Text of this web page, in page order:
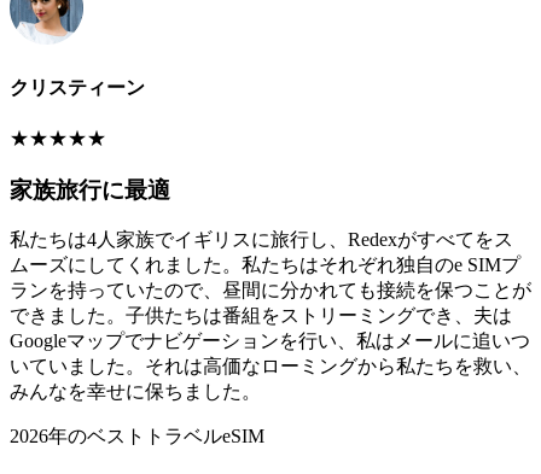
クリスティーン
★★★★★
家族旅行に最適
私たちは4人家族でイギリスに旅行し、Redexがすべてをス
ムーズにしてくれました。私たちはそれぞれ独自のe SIMプ
ランを持っていたので、昼間に分かれても接続を保つことが
できました。子供たちは番組をストリーミングでき、夫は
Googleマップでナビゲーションを行い、私はメールに追いつ
いていました。それは高価なローミングから私たちを救い、
みんなを幸せに保ちました。
2026年のベストトラベルeSIM